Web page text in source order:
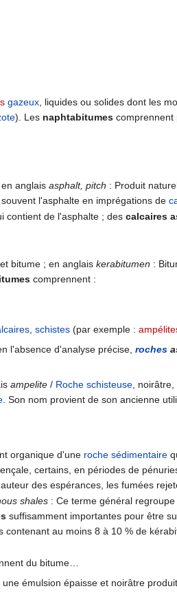
gazeux , liquides ou solides dont les
). Les naphtabitumes comprennent
en anglaisasphalt, pitch : Produit
l'asphalte en imprégations de
contient de l'asphalte ; descalcaires
et bitume ; en anglaiskerabitumen :
comprennent :
, schistes(par exemple :
l'absence d'analyse précise, roches
ampelite/ Roche schisteuse, noirâtre,
. Son nom provient de son ancienne
organique d'une roche sédimentaire
certains, en périodes de
des espérances, les fumées
shales: Ce terme général regroupe
suffisamment importantes pour être
contenant au moins 8 à 10 % de
du bitume…
émulsion épaisse et noirâtre